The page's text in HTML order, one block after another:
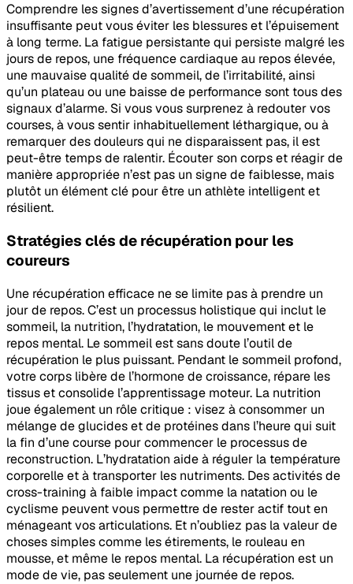
Comprendre les signes d’avertissement d’une récupération
insuffisante peut vous éviter les blessures et l’épuisement
à long terme. La fatigue persistante qui persiste malgré les
jours de repos, une fréquence cardiaque au repos élevée,
une mauvaise qualité de sommeil, de l’irritabilité, ainsi
qu’un plateau ou une baisse de performance sont tous des
signaux d’alarme. Si vous vous surprenez à redouter vos
courses, à vous sentir inhabituellement léthargique, ou à
remarquer des douleurs qui ne disparaissent pas, il est
peut-être temps de ralentir. Écouter son corps et réagir de
manière appropriée n’est pas un signe de faiblesse, mais
plutôt un élément clé pour être un athlète intelligent et
résilient.
Stratégies clés de récupération pour les
coureurs
Une récupération efficace ne se limite pas à prendre un
jour de repos. C’est un processus holistique qui inclut le
sommeil, la nutrition, l’hydratation, le mouvement et le
repos mental. Le sommeil est sans doute l’outil de
récupération le plus puissant. Pendant le sommeil profond,
votre corps libère de l’hormone de croissance, répare les
tissus et consolide l’apprentissage moteur. La nutrition
joue également un rôle critique : visez à consommer un
mélange de glucides et de protéines dans l’heure qui suit
la fin d’une course pour commencer le processus de
reconstruction. L’hydratation aide à réguler la température
corporelle et à transporter les nutriments. Des activités de
cross-training à faible impact comme la natation ou le
cyclisme peuvent vous permettre de rester actif tout en
ménageant vos articulations. Et n’oubliez pas la valeur de
choses simples comme les étirements, le rouleau en
mousse, et même le repos mental. La récupération est un
mode de vie, pas seulement une journée de repos.